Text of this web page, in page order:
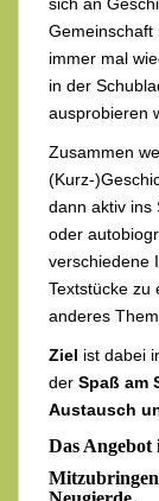
Gemeinschaft
immer mal
in der
ausprobieren
Zusammen
(Kurz-
dann aktiv ins
oder
verschiedene
Textstücke zu
anderes
Ziel ist dabei
der Spaß am
Austausch
Das Angebot